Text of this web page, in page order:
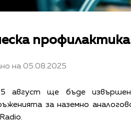
на 05.08.2025
август ще бъде
за наземно